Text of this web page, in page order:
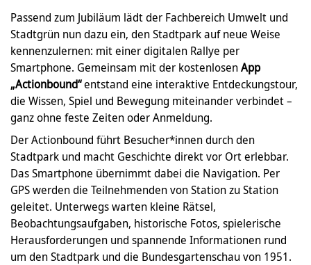
Passend zum Jubiläum lädt der Fachbereich Umwelt und
Stadtgrün nun dazu ein, den Stadtpark auf neue Weise
kennenzulernen: mit einer digitalen Rallye per
Smartphone. Gemeinsam mit der kostenlosenApp
„Actionbound“entstand eine interaktive Entdeckungstour,
die Wissen, Spiel und Bewegung miteinander verbindet –
ganz ohne feste Zeiten oder Anmeldung.
Der Actionbound führt Besucher*innen durch den
Stadtpark und macht Geschichte direkt vor Ort erlebbar.
Das Smartphone übernimmt dabei die Navigation. Per
GPS werden die Teilnehmenden von Station zu Station
geleitet. Unterwegs warten kleine Rätsel,
Beobachtungsaufgaben, historische Fotos, spielerische
Herausforderungen und spannende Informationen rund
um den Stadtpark und die Bundesgartenschau von 1951.